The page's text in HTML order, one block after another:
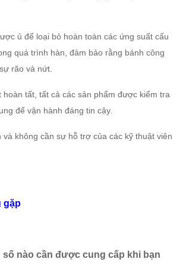
...
Ổ đỡ trục
FAG, SKF, NSK, ZWZ
Khung cơ sở hệ thống, Sàng lọc bảo vệ, Bộ
bích đầu vào và đầu ra, Damper, Thiết bị
động điện, Bộ cách ly sốc, Khớp nối
màng, Khớp nối chất lỏng, Vỏ mưa động cơ,
ủ để loại bỏ hoàn toàn các ứng suất cấu
quá trình hàn, đảm bảo rằng bánh công
rão và nứt.
hoàn tất, tất cả các sản phẩm được kiểm tra
để vận hành đáng tin cậy.
và không cần sự hỗ trợ của các kỹ thuật viên
gặp
số nào cần được cung cấp khi bạn